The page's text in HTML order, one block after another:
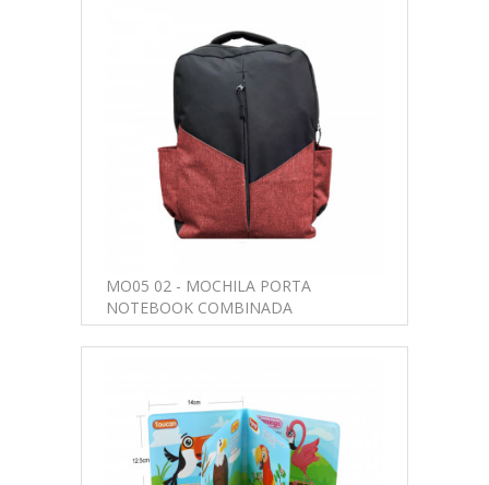
MO05 02 - MOCHILA PORTA
NOTEBOOK COMBINADA